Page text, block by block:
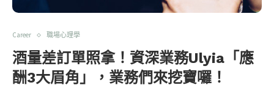
Career 職場心理學
酒量差訂單照拿！資深業務Ulyia「應
酬3大眉角」，業務們來挖寶囉！